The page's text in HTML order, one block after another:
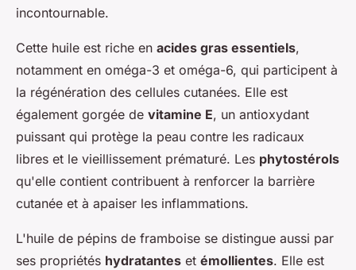
incontournable.
Cette huile est riche en acides gras essentiels,
notamment en oméga-3 et oméga-6, qui participent à
la régénération des cellules cutanées. Elle est
également gorgée de vitamine E, un antioxydant
puissant qui protège la peau contre les radicaux
libres et le vieillissement prématuré. Les phytostérols
qu'elle contient contribuent à renforcer la barrière
cutanée et à apaiser les inflammations.
L'huile de pépins de framboise se distingue aussi par
ses propriétés hydratantes et émollientes. Elle est